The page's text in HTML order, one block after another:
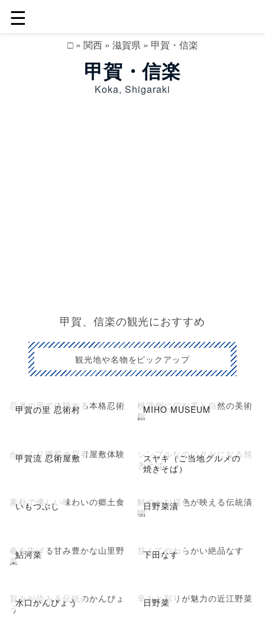
☰
□» 関西» 滋賀県» 甲賀・信楽
甲賀・信楽
Koka, Shigaraki
甲賀、信楽の観光におすすめ
観光地や名物をピックアップ
甲賀の里 忍術村
忍者の里で体験する本格忍術 MIHO MUSEUM
桃源郷に佇む美と自然の美術
館
甲賀流 忍術屋敷
からくり満載の忍者屋敷体験
スヤキ（ご当地グルメの
焼きそば）
シンプルなのにクセになる焼
きそば
いもつぶし
素朴で優しい味わいの郷土食 日野菜漬
鮮やかな桜色が映える伝統漬
物
鮎河菜
春を告げる甘み豊かな山里野
菜
下田なす
甘くてやわらかい絶品なす
水口かんぴょう
旨みが染みる伝統のかんぴょ
う
日野菜
辛みと彩りが魅力の近江野菜